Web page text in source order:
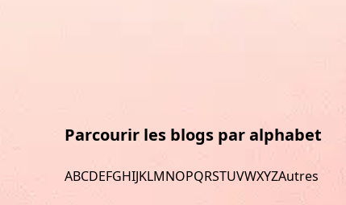
Parcourir les blogs par alphabet
ABCDEFGHIJKLMNOPQRSTUVWXYZAutres